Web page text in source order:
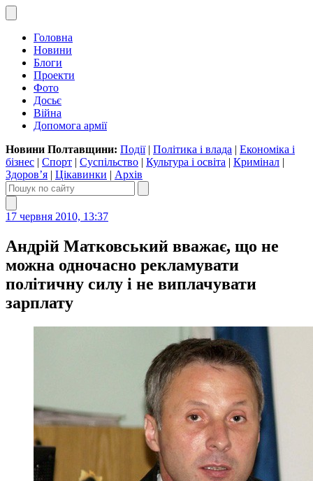
Головна
Новини
Блоги
Проекти
Фото
Досьє
Війна
Допомога армії
Новини Полтавщини: Події| Політика і влада | Економіка і
бізнес | Спорт | Суспільство | Культура і освіта | Кримінал |
Здоров’я | Цікавинки | Архів
17 червня 2010, 13:37
Андрій Матковський вважає, що не
можна одночасно рекламувати
політичну силу і не виплачувати
зарплату